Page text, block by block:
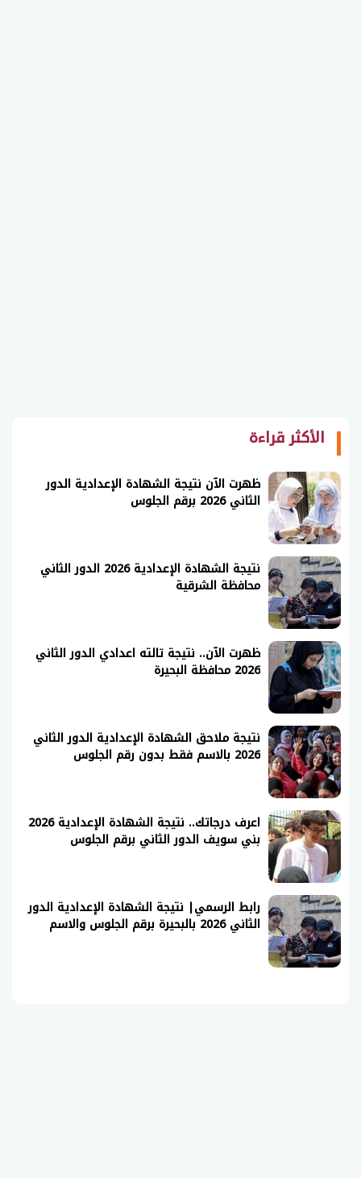
الأكثر قراءة
ظهرت الآن نتيجة الشهادة الإعدادية الدور
الثاني 2026 برقم الجلوس
نتيجة الشهادة الإعدادية 2026 الدور الثاني
محافظة الشرقية
ظهرت الآن.. نتيجة تالته اعدادي الدور الثاني
2026 محافظة البحيرة
نتيجة ملاحق الشهادة الإعدادية الدور الثاني
2026 بالاسم فقط بدون رقم الجلوس
اعرف درجاتك.. نتيجة الشهادة الإعدادية 2026
بني سويف الدور الثاني برقم الجلوس
رابط الرسمي| نتيجة الشهادة الإعدادية الدور
الثاني 2026 بالبحيرة برقم الجلوس والاسم